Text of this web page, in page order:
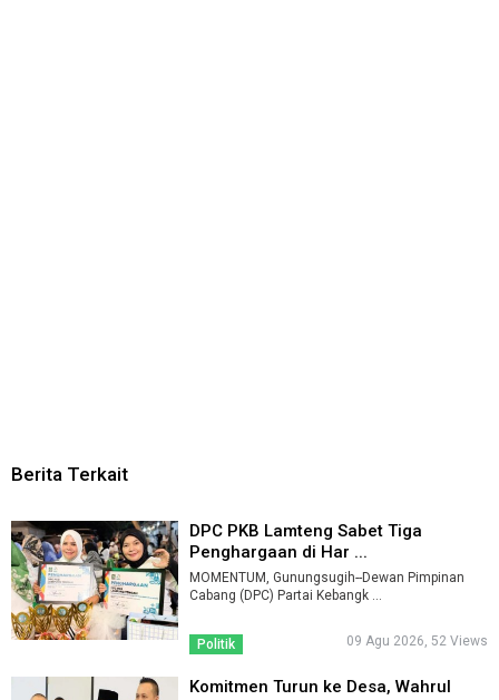
Berita Terkait
DPC PKB Lamteng Sabet Tiga
Penghargaan di Har ...
MOMENTUM, Gunungsugih--Dewan Pimpinan
Cabang (DPC) Partai Kebangk ...
Politik 09 Agu 2026, 52 Views
Komitmen Turun ke Desa, Wahrul